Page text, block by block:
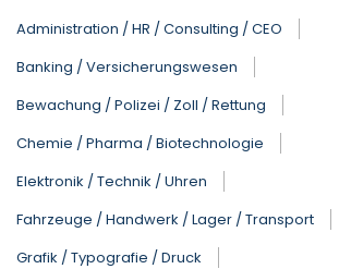
Administration / HR / Consulting / CEO
Banking / Versicherungswesen
Bewachung / Polizei / Zoll / Rettung
Chemie / Pharma / Biotechnologie
Elektronik / Technik / Uhren
Fahrzeuge / Handwerk / Lager / Transport
Grafik / Typografie / Druck